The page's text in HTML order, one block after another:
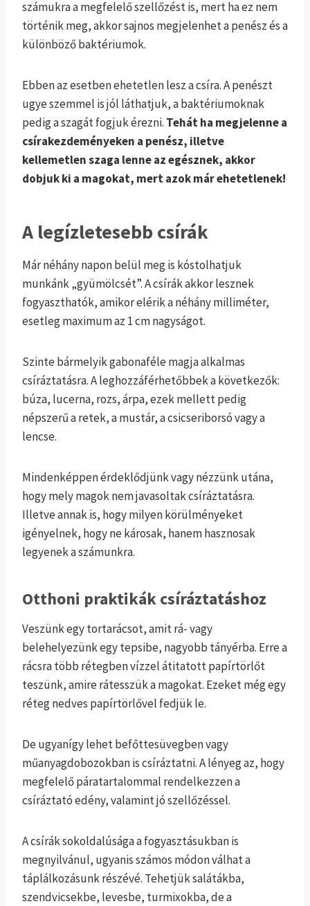
számukra a megfelelő szellőzést is, mert ha ez nem
történik meg, akkor sajnos megjelenhet a penész és a
különböző baktériumok.
Ebben az esetben ehetetlen lesz a csíra. A penészt
ugye szemmel is jól láthatjuk, a baktériumoknak
pedig a szagát fogjuk érezni. Tehát ha megjelenne a
csírakezdeményeken a penész, illetve
kellemetlen szaga lenne az egésznek, akkor
dobjuk ki a magokat, mert azok már ehetetlenek!
A legízletesebb csírák
Már néhány napon belül meg is kóstolhatjuk
munkánk „gyümölcsét”. A csírák akkor lesznek
fogyaszthatók, amikor elérik a néhány milliméter,
esetleg maximum az 1 cm nagyságot.
Szinte bármelyik gabonaféle magja alkalmas
csíráztatásra. A leghozzáférhetőbbek a következők:
búza, lucerna, rozs, árpa, ezek mellett pedig
népszerű a retek, a mustár, a csicseriborsó vagy a
lencse.
Mindenképpen érdeklődjünk vagy nézzünk utána,
hogy mely magok nem javasoltak csíráztatásra.
Illetve annak is, hogy milyen körülményeket
igényelnek, hogy ne károsak, hanem hasznosak
legyenek a számunkra.
Otthoni praktikák csíráztatáshoz
Veszünk egy tortarácsot, amit rá- vagy
belehelyezünk egy tepsibe, nagyobb tányérba. Erre a
rácsra több rétegben vízzel átitatott papírtörlőt
teszünk, amire rátesszük a magokat. Ezeket még egy
réteg nedves papírtörlővel fedjük le.
De ugyanígy lehet befőttesüvegben vagy
műanyagdobozokban is csíráztatni. A lényeg az, hogy
megfelelő páratartalommal rendelkezzen a
csíráztató edény, valamint jó szellőzéssel.
A csírák sokoldalúsága a fogyasztásukban is
megnyilvánul, ugyanis számos módon válhat a
táplálkozásunk részévé. Tehetjük salátákba,
szendvicsekbe, levesbe, turmixokba, de a